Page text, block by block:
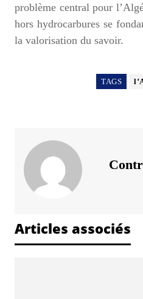
problème central pour
hors hydrocarbures se
la valorisation du savoir.
TAGS
Articles associés